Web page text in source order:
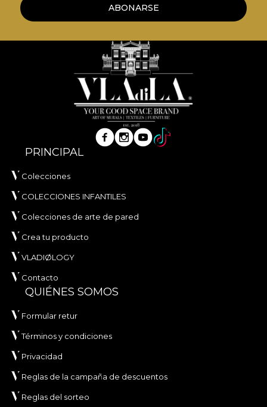
naturaleza, todos nuestros papeles pintados están
biodegradables. **House of VLAdiLA recomienda
usar su propio adhesivo para aplicar el papel
pintado. De esta manera, podrás disfrutar de un
proceso de re-decoración rápido, seguro y eficiente
que cumple con los más altos estándares de
ABONARSE
PRINCIPAL
Colecciones
COLECCIONES INFANTILES
Colecciones de arte de pared
Crea tu producto
VLADIØLOGY
Contacto
QUIÉNES SOMOS
Formular retur
Términos y condiciones
Privacidad
Reglas de la campaña de descuentos
Reglas del sorteo